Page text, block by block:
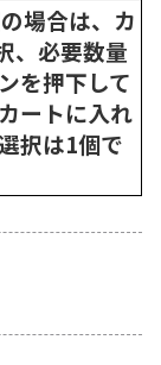
場合は、カ
、必要数量
を押下して
ートに入れ
択は1個で